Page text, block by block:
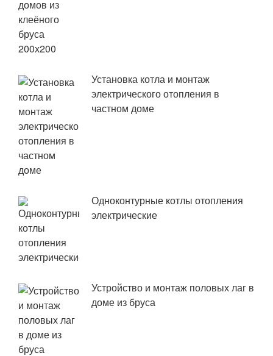
Установка котла и монтаж
электрического отопления в
частном доме
Одноконтурные котлы отопления
электрические
Устройство и монтаж половых лаг в
доме из бруса